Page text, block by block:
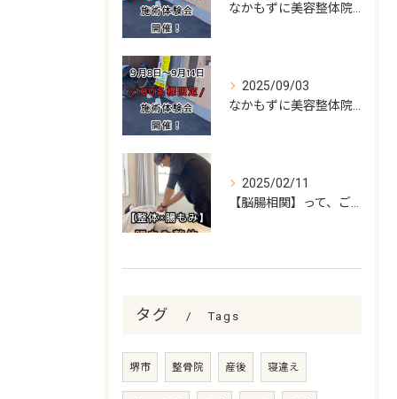
なかもずに美容整体院がNew Open!!
2025/09/03
なかもずに美容整体院がNew Open!!
2025/02/11
【脳腸相関】って、ご存知でしたか？
タグ Tags
堺市 整骨院 産後 寝違え